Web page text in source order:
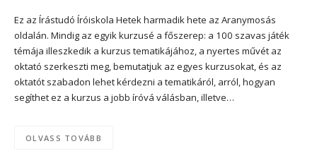
Ez az Írástudó Íróiskola Hetek harmadik hete az Aranymosás
oldalán. Mindig az egyik kurzusé a főszerep: a 100 szavas játék
témája illeszkedik a kurzus tematikájához, a nyertes művét az
oktató szerkeszti meg, bemutatjuk az egyes kurzusokat, és az
oktatót szabadon lehet kérdezni a tematikáról, arról, hogyan
segíthet ez a kurzus a jobb íróvá válásban, illetve…
OLVASS TOVÁBB